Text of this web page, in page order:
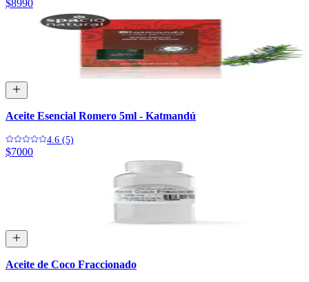
$8990
Aceite Esencial Romero 5ml - Katmandú
4.6 (5)
$7000
Aceite de Coco Fraccionado